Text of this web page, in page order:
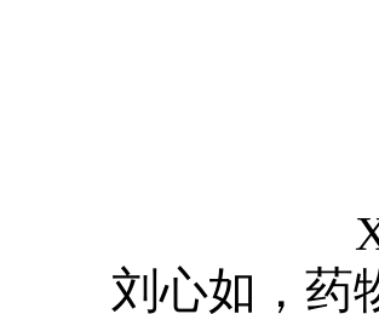
刘心如，药